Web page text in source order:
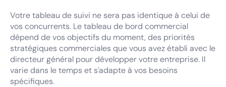
Votre tableau de suivi ne sera pas identique à celui de
vos concurrents. Le tableau de bord commercial
dépend de vos objectifs du moment, des priorités
stratégiques commerciales que vous avez établi avec le
directeur général pour développer votre entreprise. Il
varie dans le temps et s'adapte à vos besoins
spécifiques.